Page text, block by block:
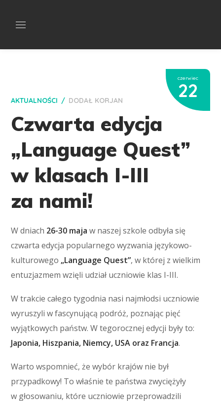
czerwiec
22
AKTUALNOŚCI DODAŁ KORJAN
Czwarta edycja
„Language Quest”
w klasach I-III
za nami!
W dniach 26-30 maja w naszej szkole odbyła się
czwarta edycja popularnego wyzwania językowo-
kulturowego „Language Quest”, w której z wielkim
entuzjazmem wzięli udział uczniowie klas I-III.
W trakcie całego tygodnia nasi najmłodsi uczniowie
wyruszyli w fascynującą podróż, poznając pięć
wyjątkowych państw. W tegorocznej edycji były to:
Japonia, Hiszpania, Niemcy, USA oraz Francja.
Warto wspomnieć, że wybór krajów nie był
przypadkowy! To właśnie te państwa zwyciężyły
w głosowaniu, które uczniowie przeprowadzili